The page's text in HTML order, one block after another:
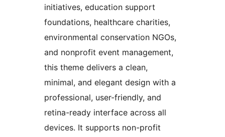
initiatives, education support
foundations, healthcare charities,
environmental conservation NGOs,
and nonprofit event management,
this theme delivers a clean,
minimal, and elegant design with a
professional, user-friendly, and
retina-ready interface across all
devices. It supports non-profit